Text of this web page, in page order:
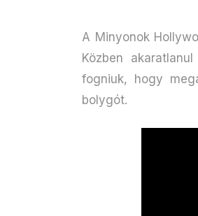
A Minyonok
Közben
fogniuk, hogy
bolygót.